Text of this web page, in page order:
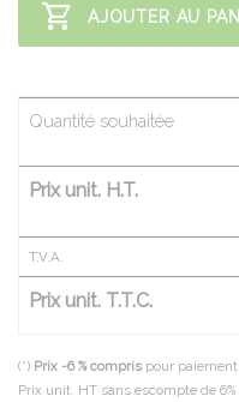
AJOUTER AU
Quantité souhaitée
Prix unit. H.T.
T.V.A.
Prix unit. T.T.C.
(*) Prix -6 % compris pour
Prix unit. HT sans escompte de 6%